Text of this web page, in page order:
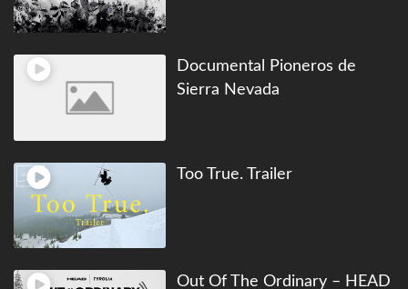
Documental Pioneros de
Sierra Nevada
Too True. Trailer
Out Of The Ordinary – HEAD